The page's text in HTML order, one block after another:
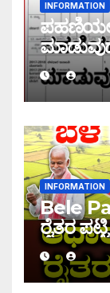
INFORMATION
INFORMATION
Bele
ರೈತರ
ಹೆಸರು